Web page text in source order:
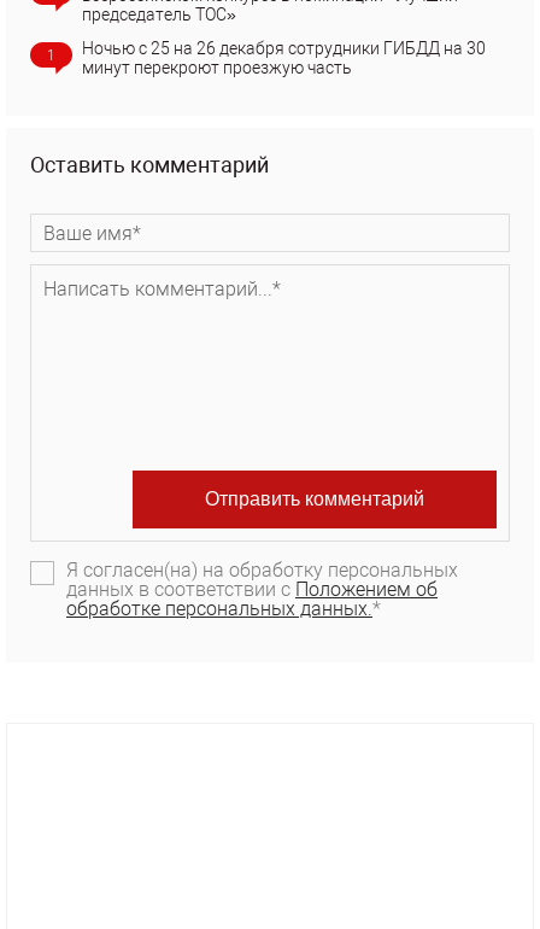
председатель ТОС»
1
Ночью с 25 на 26 декабря сотрудники ГИБДД на 30
минут перекроют проезжую часть
Оставить комментарий
Я согласен(на) на обработку персональных
данных в соответствии с Положением об
обработке персональных данных.*